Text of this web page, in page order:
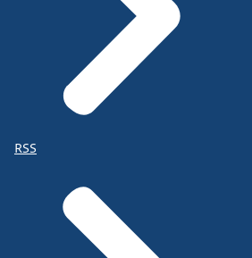
RSS